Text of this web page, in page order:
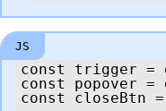
const trigger =
const popover =
const closeBtn